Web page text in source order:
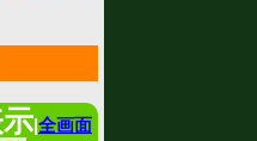
|全画面